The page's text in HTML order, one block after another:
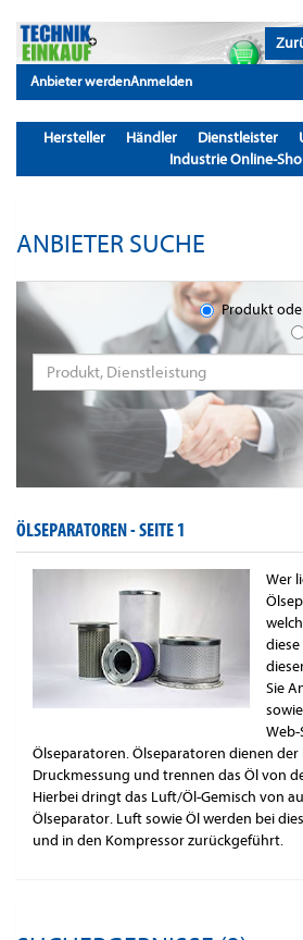
Anbieter werdenAnmelden
Hersteller Händler Dienstleister
Industrie Online-
ANBIETER SUCHE
Produkt
ÖLSEPARATOREN -SEITE 1
Wer
Sie
Web-
Ölseparatoren. Ölseparatoren dienen der
Druckmessung und trennen das Öl von
Hierbei dringt das Luft/Öl-Gemisch von
Ölseparator. Luft sowie Öl werden bei
und in den Kompressor zurückgeführt.